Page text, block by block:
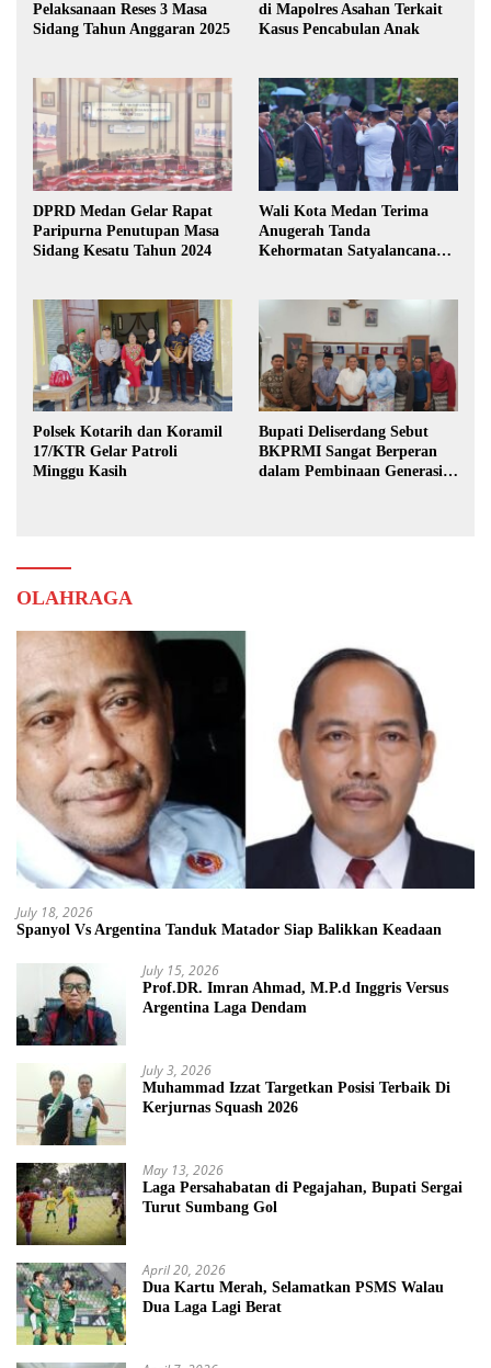
Pelaksanaan Reses 3 Masa
Sidang Tahun Anggaran 2025
di Mapolres Asahan Terkait
Kasus Pencabulan Anak
DPRD Medan Gelar Rapat
Paripurna Penutupan Masa
Sidang Kesatu Tahun 2024
Wali Kota Medan Terima
Anugerah Tanda
Kehormatan Satyalancana
Polsek Kotarih dan Koramil
17/KTR Gelar Patroli
Minggu Kasih
Bupati Deliserdang Sebut
BKPRMI Sangat Berperan
dalam Pembinaan Generasi
OLAHRAGA
July 18, 2026
Spanyol Vs Argentina Tanduk Matador Siap Balikkan Keadaan
July 15, 2026
Prof.DR. Imran Ahmad, M.P.d Inggris Versus
Argentina Laga Dendam
July 3, 2026
Muhammad Izzat Targetkan Posisi Terbaik Di
Kerjurnas Squash 2026
May 13, 2026
Laga Persahabatan di Pegajahan, Bupati Sergai
Turut Sumbang Gol
April 20, 2026
Dua Kartu Merah, Selamatkan PSMS Walau
Dua Laga Lagi Berat